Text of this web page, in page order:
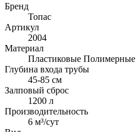
Бренд
Топас
Артикул
2004
Материал
Пластиковые Полимерные
Глубина входа трубы
45-85 см
Залповый сброс
1200 л
Производительность
6 м³/сут